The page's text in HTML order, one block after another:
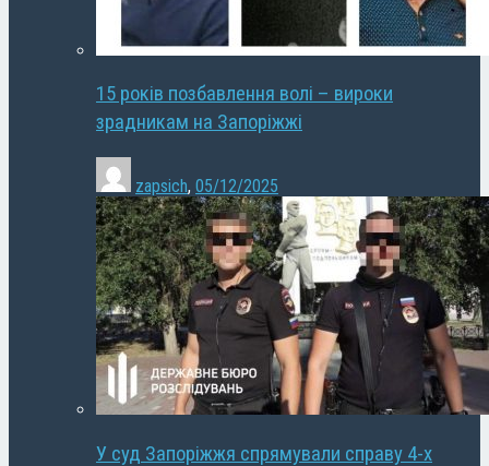
15 років позбавлення волі – вироки
зрадникам на Запоріжжі
zapsich, 05/12/2025
У суд Запоріжжя спрямували справу 4-х